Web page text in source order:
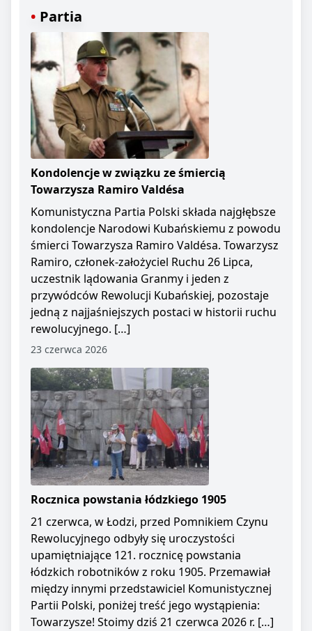
Partia
Kondolencje w związku ze śmiercią
Towarzysza Ramiro Valdésa
Komunistyczna Partia Polski składa najgłębsze
kondolencje Narodowi Kubańskiemu z powodu
śmierci Towarzysza Ramiro Valdésa. Towarzysz
Ramiro, członek-założyciel Ruchu 26 Lipca,
uczestnik lądowania Granmy i jeden z
przywódców Rewolucji Kubańskiej, pozostaje
jedną z najjaśniejszych postaci w historii ruchu
rewolucyjnego. […]
23 czerwca 2026
Rocznica powstania łódzkiego 1905
21 czerwca, w Łodzi, przed Pomnikiem Czynu
Rewolucyjnego odbyły się uroczystości
upamiętniające 121. rocznicę powstania
łódzkich robotników z roku 1905. Przemawiał
między innymi przedstawiciel Komunistycznej
Partii Polski, poniżej treść jego wystąpienia:
Towarzysze! Stoimy dziś 21 czerwca 2026 r. […]